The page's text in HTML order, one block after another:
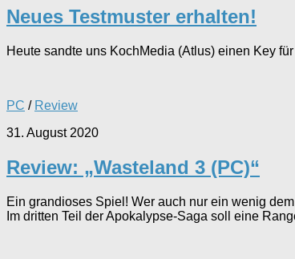
Neues Testmuster erhalten!
Heute sandte uns KochMedia (Atlus) einen Key
PC / Review
31. August 2020
Review: „Wasteland 3 (PC)“
Ein grandioses Spiel! Wer auch nur ein wenig
Im dritten Teil der Apokalypse-Saga soll eine